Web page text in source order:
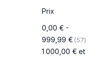
Prix
0,00 €-
999,99 € 57articles
1 000,00 €et